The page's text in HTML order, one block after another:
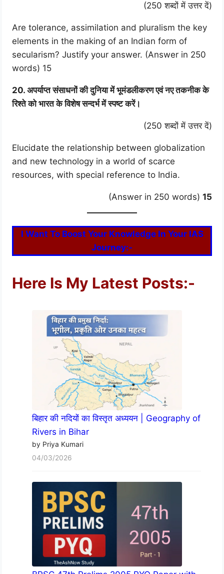
(250 शब्दों में उत्तर दें)
Are tolerance, assimilation and pluralism the key
elements in the making of an Indian form of
secularism? Justify your answer. (Answer in 250
words) 15
20. अपर्याप्त संसाधनों की दुनिया में भूमंडलीकरण एवं नए तकनीक के
रिश्ते को भारत के विशेष सन्दर्भ में स्पष्ट करें।
(250 शब्दों में उत्तर दें)
Elucidate the relationship between globalization
and new technology in a world of scarce
resources, with special reference to India.
(Answer in 250 words) 15
I Want To Boost Your Knowledge In Your IAS
Journey:-
Here Is My Latest Posts:-
बिहार की नदियों का विस्तृत अध्ययन | Geography of
Rivers in Bihar
by Priya Kumari
04/03/2026